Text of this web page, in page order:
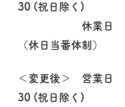
30 (祝日除く)
休業日 土曜日
（休日当番体制）
＜変更後＞ 営業
30 (祝日除く)